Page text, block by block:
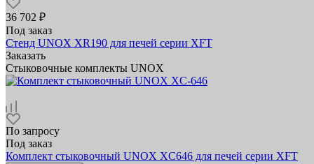
36 702 ₽
Под заказ
Стенд UNOX XR190 для печей серии XFT
Заказать
Стыковочные комплекты UNOX
По запросу
Под заказ
Комплект стыковочный UNOX XC646 для печей серии XFT